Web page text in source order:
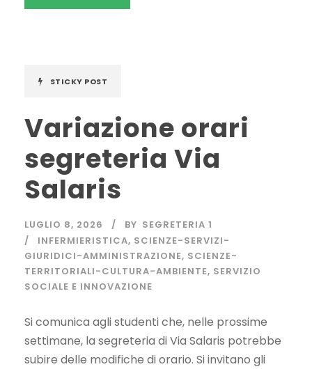
STICKY POST
Variazione orari
segreteria Via
Salaris
LUGLIO 8, 2026 BY SEGRETERIA 1
INFERMIERISTICA, SCIENZE-SERVIZI-
GIURIDICI-AMMINISTRAZIONE, SCIENZE-
TERRITORIALI-CULTURA-AMBIENTE, SERVIZIO
SOCIALE E INNOVAZIONE
Si comunica agli studenti che, nelle prossime
settimane, la segreteria di Via Salaris potrebbe
subire delle modifiche di orario. Si invitano gli